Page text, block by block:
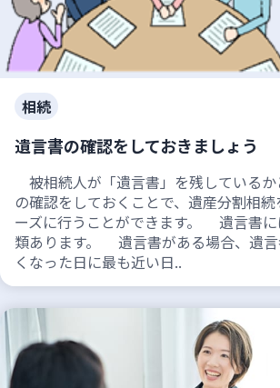
相続
遺言書の確認をしておきましょう
被相続人が「遺言書」を残している
の確認をしておくことで、遺産分割相続
ーズに行うことができます。 遺言書に
類あります。 遺言書がある場合、遺
くなった日に最も近い日..